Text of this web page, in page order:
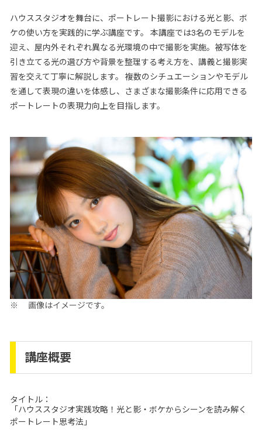
ハウススタジオを舞台に、ポートレート撮影における光と影、ボ
ケの使い方を実践的に学ぶ講座です。 本講座では3名のモデルを
迎え、屋内外それぞれ異なる光環境の中で撮影を実施。被写体を
引き立てる光の選び方や背景を整理する考え方を、講義と撮影実
習を交えて丁寧に解説します。 複数のシチュエーションやモデル
を通して表現の違いを体感し、さまざまな撮影条件に応用できる
ポートレートの表現力向上を目指します。
画像はイメージです。
講座概要
タイトル：
「ハウススタジオ実践攻略！光と影・ボケからシーンを読み解く
ポートレート思考法」